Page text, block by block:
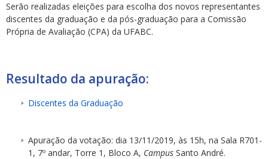
Serão realizadas eleições para escolha dos novos representantes
discentes da graduação e da pós-graduação para a Comissão
Própria de Avaliação (CPA) da UFABC.
Resultado da apuração:
Discentes da Graduação
Apuração da votação: dia 13/11/2019, às 15h, na Sala R701-
1, 7º andar, Torre 1, Bloco A, Campus Santo André.